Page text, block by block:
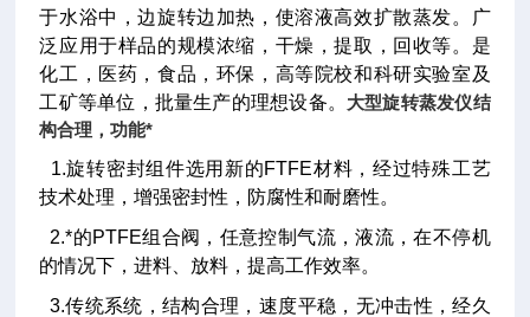
于水浴中，边旋转边加热，使溶液高效扩散蒸发。广
泛应用于样品的规模浓缩，干燥，提取，回收等。是
化工，医药，食品，环保，高等院校和科研实验室及
工矿等单位，批量生产的理想设备。 大型旋转蒸发仪结
构合理，功能*
1.旋转密封组件选用新的FTFE材料，经过特殊工艺
技术处理，增强密封性，防腐性和耐磨性。
2.*的PTFE组合阀，任意控制气流，液流，在不停机
的情况下，进料、放料，提高工作效率。
3.传统系统，结构合理，速度平稳，无冲击性，经久